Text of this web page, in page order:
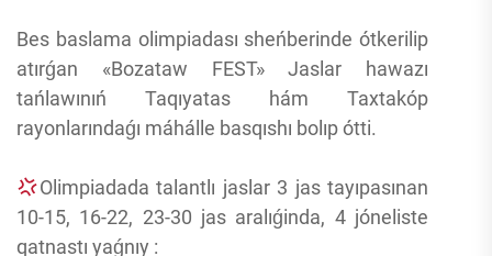
Bes baslama olimpiadası sheńberinde ótkerilip
atırǵan «Bozataw FEST» Jaslar hawazı
tańlawınıń Taqıyatas hám Taxtakóp
rayonlarındaǵı máhálle basqıshı bolıp ótti.
Olimpiadada talantlı jaslar 3 jas tayıpasınan
10-15, 16-22, 23-30 jas aralıǵinda, 4 jóneliste
qatnastı yaǵnıy :